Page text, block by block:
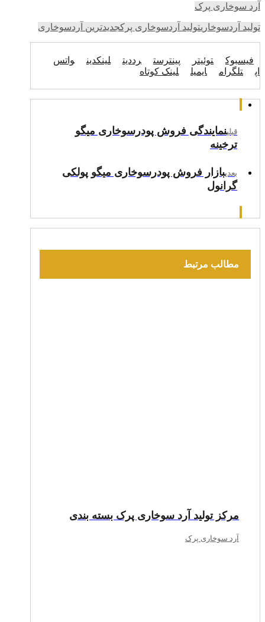
آرد سوخاری پرک
تولید آردسوخاریتولید آردسوخاری پرکجدیدترین آردسوخاری
فیسبوک توئیتر پینترست رددیت لینکدین
واتس
اپ
تلگرام ایمیل لینک کوتاه
قبلینمایندگی فروش پودرسوخاری میگو
ترخینه
بعدیبازار فروش پودرسوخاری میگو پولکی
گرانول
مطالب مرتبط
مرکز تولید آرد سوخاری پرک بسته بندی
آرد سوخاری پرک